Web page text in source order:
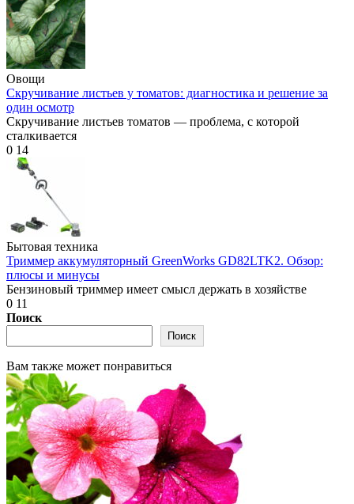
Овощи
Скручивание листьев у томатов: диагностика и решение за
один осмотр
Скручивание листьев томатов — проблема, с которой
сталкивается
0 14
Бытовая техника
Триммер аккумуляторный GreenWorks GD82LTK2. Обзор:
плюсы и минусы
Бензиновый триммер имеет смысл держать в хозяйстве
0 11
Поиск
Поиск
Вам также может понравиться